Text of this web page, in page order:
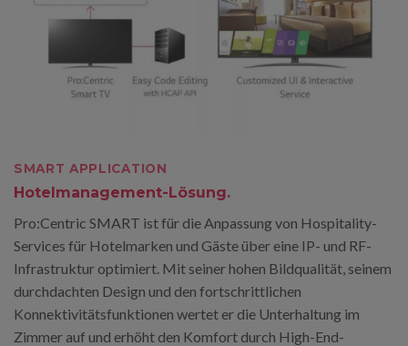
SMART APPLICATION
Hotelmanagement-Lösung.
Pro:Centric SMART ist für die Anpassung von Hospitality-
Services für Hotelmarken und Gäste über eine IP- und RF-
Infrastruktur optimiert. Mit seiner hohen Bildqualität, seinem
durchdachten Design und den fortschrittlichen
Konnektivitätsfunktionen wertet er die Unterhaltung im
Zimmer auf und erhöht den Komfort durch High-End-